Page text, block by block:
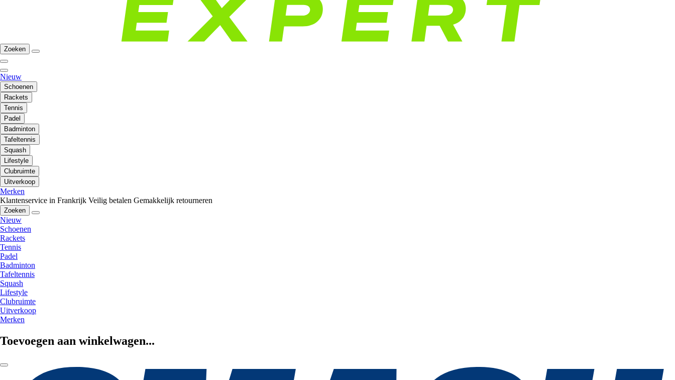
Zoeken
Nieuw
Schoenen
Rackets
Tennis
Padel
Badminton
Tafeltennis
Squash
Lifestyle
Clubruimte
Uitverkoop
Merken
Klantenservice in Frankrijk Veilig betalen Gemakkelijk retourneren
Zoeken
Nieuw
Schoenen
Rackets
Tennis
Padel
Badminton
Tafeltennis
Squash
Lifestyle
Clubruimte
Uitverkoop
Merken
Toevoegen aan winkelwagen...